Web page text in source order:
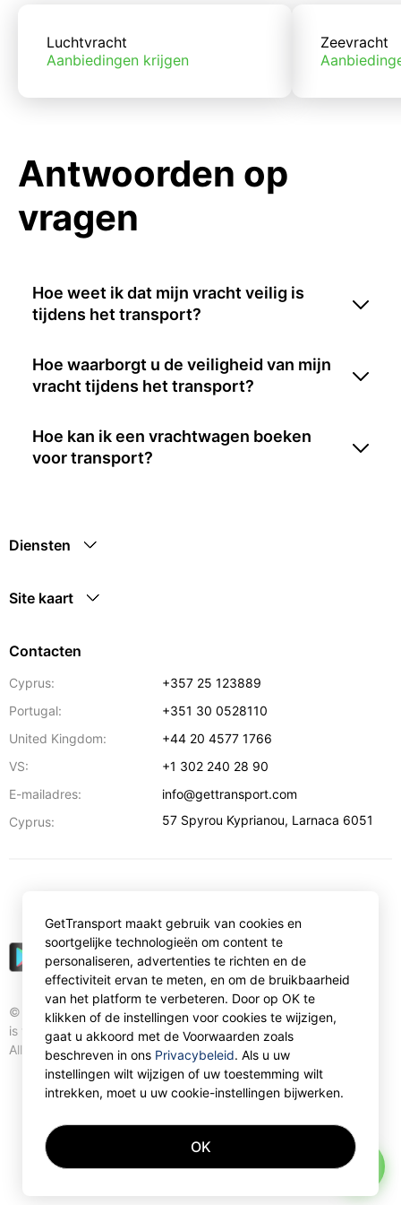
Luchtvracht
Aanbiedingen krijgen
Zeevracht
Antwoorden op
vragen
Hoe weet ik dat mijn vracht veilig is
tijdens het transport?
Hoe waarborgt u de veiligheid van mijn
vracht tijdens het transport?
Hoe kan ik een vrachtwagen boeken
voor transport?
Diensten
Site kaart
Contacten
Cyprus:
+357 25 123889
Portugal:
+351 30 0528110
United Kingdom:
+44 20 4577 1766
VS:
+1 302 240 28 90
E-mailadres:
info@gettransport.com
Cyprus:
57 Spyrou Kyprianou, Larnaca 6051
© Gettransport International Limited. GetTransport®
is trademark of Gettransport International Limited.
All rights reserved.
GetTransport maakt gebruik van cookies en
soortgelijke technologieën om content te
personaliseren, advertenties te richten en de
effectiviteit ervan te meten, en om de bruikbaarheid
van het platform te verbeteren. Door op OK te
klikken of de instellingen voor cookies te wijzigen,
gaat u akkoord met de Voorwaarden zoals
beschreven in ons Privacybeleid. Als u uw
instellingen wilt wijzigen of uw toestemming wilt
intrekken, moet u uw cookie-instellingen bijwerken.
OK
AI